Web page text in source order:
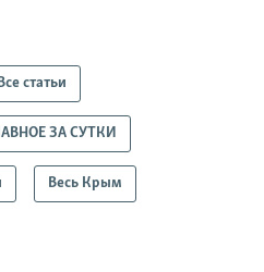
Все статьи
ЗА СУТКИ
Весь Крым